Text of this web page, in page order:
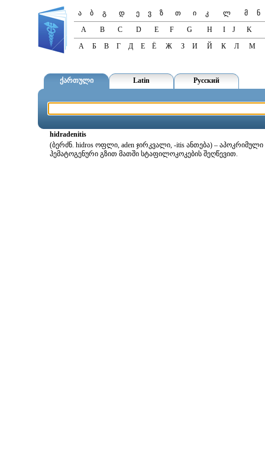
ა ბ გ დ ე ვ ზ თ ი კ ლ მ
ნ
A
B C D E F G H I J
K
А
Б В Г Д Е Ё Ж З И Й К Л М
ქართული Latin Русский
hidradenitis
(ბერძნ. hidros ოფლი, aden ჯირკვალი, -itis ანთება) –
ჰემატოგენური გზით მათში სტაფილოკოკების შეღწევით.